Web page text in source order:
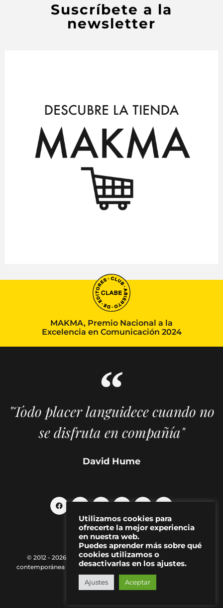
Suscríbete a la
newsletter
MAKMA, Premio Nacional a la
Excelencia en Comunicación 2024
"Todo placer languidece cuando no
se disfruta en compañía"
David Hume
© 2012 - 2026 MAKMA | Revista de artes visuales y cultura
contemporánea |
Política de Privacidad| Aviso Legal|Contacto
Utilizamos cookies para
ofrecerte la mejor experiencia
en nuestra web.
Puedes aprender más sobre qué
cookies utilizamos o
desactivarlas en los ajustes.
Ajustes Aceptar